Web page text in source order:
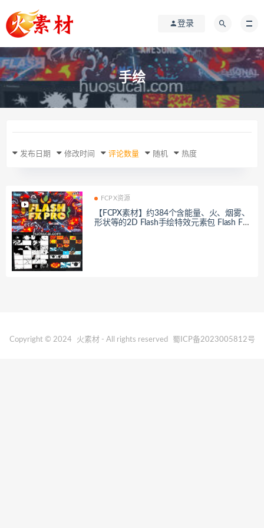
登录
手绘
发布日期 修改时间 评论数量 随机 热度
FCPX资源
【FCPX素材】约384个含能量、火、烟雾、
形状等的2D Flash手绘特效元素包 Flash FX
Copyright © 2024 火素材- All rights reserved 蜀ICP备2023005812号